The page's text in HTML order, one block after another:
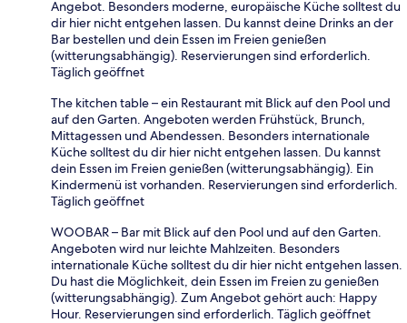
Angebot. Besonders moderne, europäische Küche solltest du
dir hier nicht entgehen lassen. Du kannst deine Drinks an der
Bar bestellen und dein Essen im Freien genießen
(witterungsabhängig). Reservierungen sind erforderlich.
Täglich geöffnet
The kitchen table – ein Restaurant mit Blick auf den Pool und
auf den Garten. Angeboten werden Frühstück, Brunch,
Mittagessen und Abendessen. Besonders internationale
Küche solltest du dir hier nicht entgehen lassen. Du kannst
dein Essen im Freien genießen (witterungsabhängig). Ein
Kindermenü ist vorhanden. Reservierungen sind erforderlich.
Täglich geöffnet
WOOBAR – Bar mit Blick auf den Pool und auf den Garten.
Angeboten wird nur leichte Mahlzeiten. Besonders
internationale Küche solltest du dir hier nicht entgehen lassen.
Du hast die Möglichkeit, dein Essen im Freien zu genießen
(witterungsabhängig). Zum Angebot gehört auch: Happy
Hour. Reservierungen sind erforderlich. Täglich geöffnet